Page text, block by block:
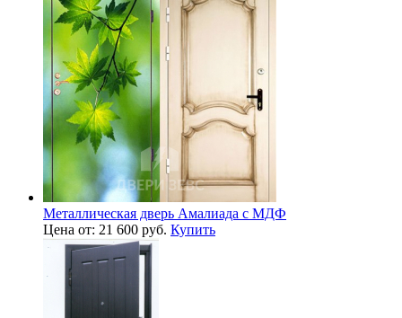
Металлическая дверь Амалиада с МДФ
Цена от: 21 600 руб. Купить